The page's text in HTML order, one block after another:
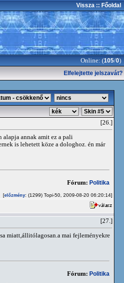
Vissza :: Főoldal
Online: (105/0)
Elfelejtette jelszavát?
[26.]
annak amit ez a pali
is lehetett köze a dologhoz. én már
Fórum: Politika
[előzmény: (1299) Topi-50, 2009-08-20 06:20:14]
[27.]
miatt,állitólagosan.a mai fejleményekre
Fórum: Politika